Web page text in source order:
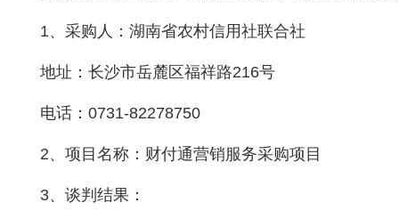
1、采购人：湖南省农村信用社联合社
地址：长沙市岳麓区福祥路216号
电话：0731-82278750
2、项目名称：财付通营销服务采购项目
3、谈判结果：